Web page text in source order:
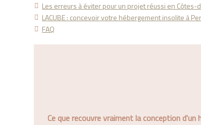
Les erreurs à éviter pour un projet réussi en Côtes-
LACUBE : concevoir votre hébergement insolite à
FAQ
Ce que recouvre vraiment la conception